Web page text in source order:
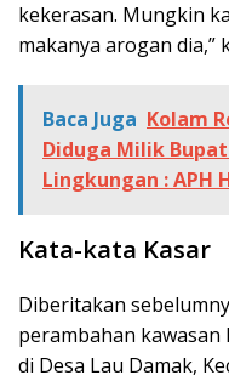
kekerasan. Mungkin
makanya arogan dia,”
Baca Juga Kolam
Diduga Milik
Lingkungan : APH
Kata-kata Kasar
Diberitakan
perambahan
di Desa Lau Damak,